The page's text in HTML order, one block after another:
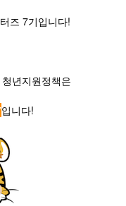
즈 7기입니다!
년지원정책은
입니다!